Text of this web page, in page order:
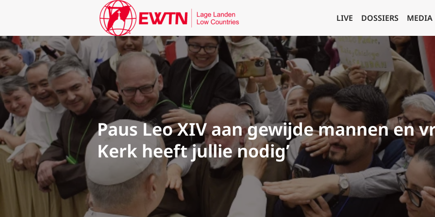
LIVE DOSSIERS MEDIA
Paus Leo XIV aan gewijde mannen en
Kerk heeft jullie nodig’